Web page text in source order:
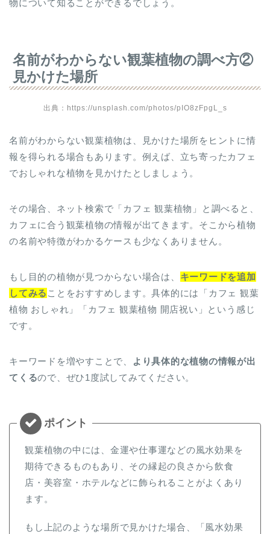
物について知ることができるでしょう。
名前がわからない観葉植物の調べ方②
見かけた場所
出典：https://unsplash.com/photos/pIO8zFpgL_s
名前がわからない観葉植物は、見かけた場所をヒントに情
報を得られる場合もあります。例えば、立ち寄ったカフェ
でおしゃれな植物を見かけたとしましょう。
その場合、ネット検索で「カフェ 観葉植物」と調べると、
カフェに合う観葉植物の情報が出てきます。そこから植物
の名前や特徴がわかるケースも少なくありません。
もし目的の植物が見つからない場合は、 キーワードを追加
してみる ことをおすすめします。具体的には「カフェ 観葉
植物 おしゃれ」「カフェ 観葉植物 開店祝い」という感じ
です。
キーワードを増やすことで、
より具体的な植物の情報が出
てくるので、ぜひ1度試してみてください。
観葉植物の中には、金運や仕事運などの風水効果を
期待できるものもあり、その縁起の良さから飲食
店・美容室・ホテルなどに飾られることがよくあり
ます。
もし上記のような場所で見かけた場合、「風水効果